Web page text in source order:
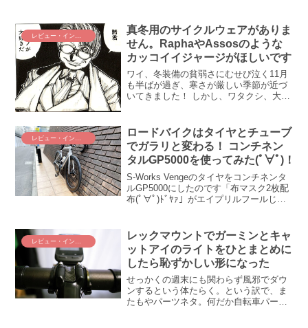
もいよいよオサラバ！ 超大きな仕事がい
よいよ僕の手...
真冬用のサイクルウェアがありま
せん。RaphaやAssosのような
カッコイイジャージがほしいです
ワイ、冬装備の貧弱さにむせび泣く11月
も半ばが過ぎ、寒さが厳しい季節が近づ
いてきました！ しかし、ワタクシ、大の
は由々しき大問題！ という訳で、早速、
物色ですよ！こ...
レビュー・インプレ
ロードバイクはタイヤとチューブ
でガラリと変わる！ コンチネン
タルGP5000を使ってみた(ﾟ∀ﾟ)！
S-Works Vengeのタイヤをコンチネンタ
ルGP5000にしたのです「布マスク2枚配
布(ﾟ∀ﾟ)ﾄﾞﾔｧ」がエイプリルフールじゃな
かない自民党(´_ゝ｀) ...
レックマウントでガーミンとキャ
ットアイのライトをひとまとめに
したら恥ずかしい形になった
せっかくの週末にも関わらず風邪でダウ
ンするという体たらく。という訳で、ま
たもやパーツネタ。何だか自転車パーツ